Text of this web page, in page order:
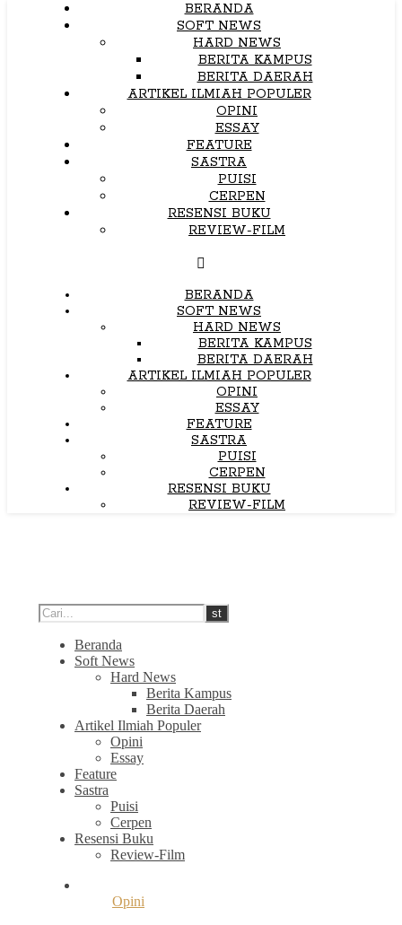
BERANDA
SOFT NEWS
HARD NEWS
BERITA KAMPUS
BERITA DAERAH
ARTIKEL ILMIAH POPULER
OPINI
ESSAY
FEATURE
SASTRA
PUISI
CERPEN
RESENSI BUKU
REVIEW-FILM
BERANDA
SOFT NEWS
HARD NEWS
BERITA KAMPUS
BERITA DAERAH
ARTIKEL ILMIAH POPULER
OPINI
ESSAY
FEATURE
SASTRA
PUISI
CERPEN
RESENSI BUKU
REVIEW-FILM
Beranda
Soft News
Hard News
Berita Kampus
Berita Daerah
Artikel Ilmiah Populer
Opini
Essay
Feature
Sastra
Puisi
Cerpen
Resensi Buku
Review-Film
Opini